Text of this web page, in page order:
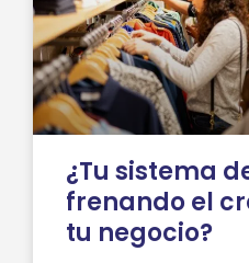
¿Tu sistema
frenando el
tu negocio?